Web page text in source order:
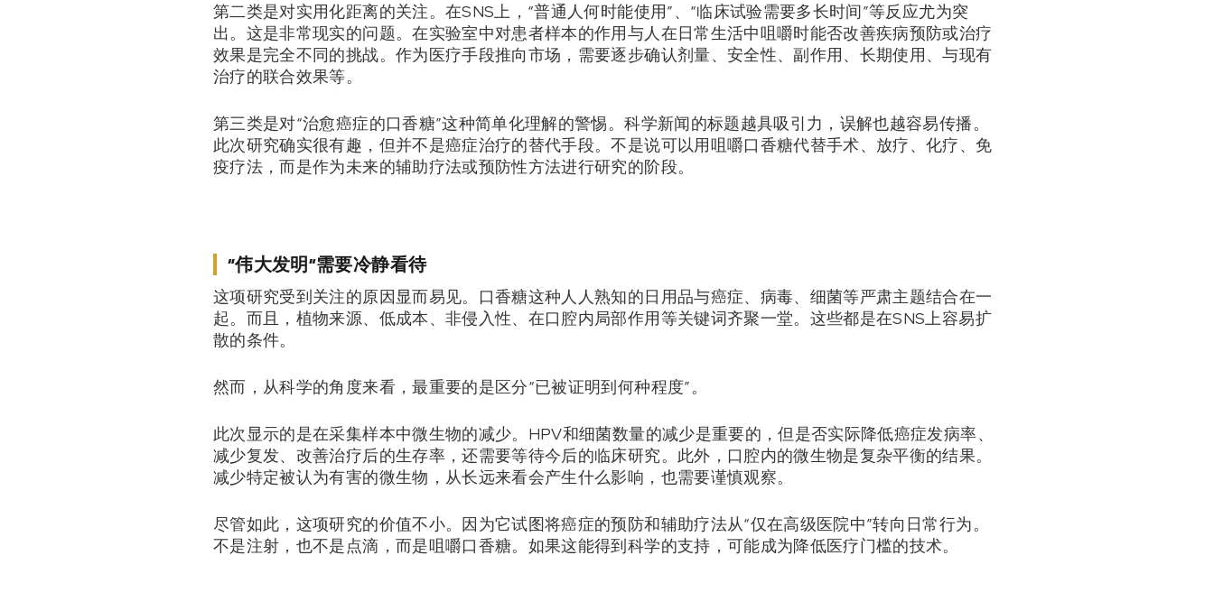
第二类是对实用化距离的关注。在SNS上，“普通人何时能使用”、“临床试验需要多长时间”等反应尤为突
出。这是非常现实的问题。在实验室中对患者样本的作用与人在日常生活中咀嚼时能否改善疾病预防或治疗
效果是完全不同的挑战。作为医疗手段推向市场，需要逐步确认剂量、安全性、副作用、长期使用、与现有
治疗的联合效果等。
第三类是对“治愈癌症的口香糖”这种简单化理解的警惕。科学新闻的标题越具吸引力，误解也越容易传播。
此次研究确实很有趣，但并不是癌症治疗的替代手段。不是说可以用咀嚼口香糖代替手术、放疗、化疗、免
疫疗法，而是作为未来的辅助疗法或预防性方法进行研究的阶段。
“伟大发明”需要冷静看待
这项研究受到关注的原因显而易见。口香糖这种人人熟知的日用品与癌症、病毒、细菌等严肃主题结合在一
起。而且，植物来源、低成本、非侵入性、在口腔内局部作用等关键词齐聚一堂。这些都是在SNS上容易扩
散的条件。
然而，从科学的角度来看，最重要的是区分“已被证明到何种程度”。
此次显示的是在采集样本中微生物的减少。HPV和细菌数量的减少是重要的，但是否实际降低癌症发病率、
减少复发、改善治疗后的生存率，还需要等待今后的临床研究。此外，口腔内的微生物是复杂平衡的结果。
减少特定被认为有害的微生物，从长远来看会产生什么影响，也需要谨慎观察。
尽管如此，这项研究的价值不小。因为它试图将癌症的预防和辅助疗法从“仅在高级医院中”转向日常行为。
不是注射，也不是点滴，而是咀嚼口香糖。如果这能得到科学的支持，可能成为降低医疗门槛的技术。